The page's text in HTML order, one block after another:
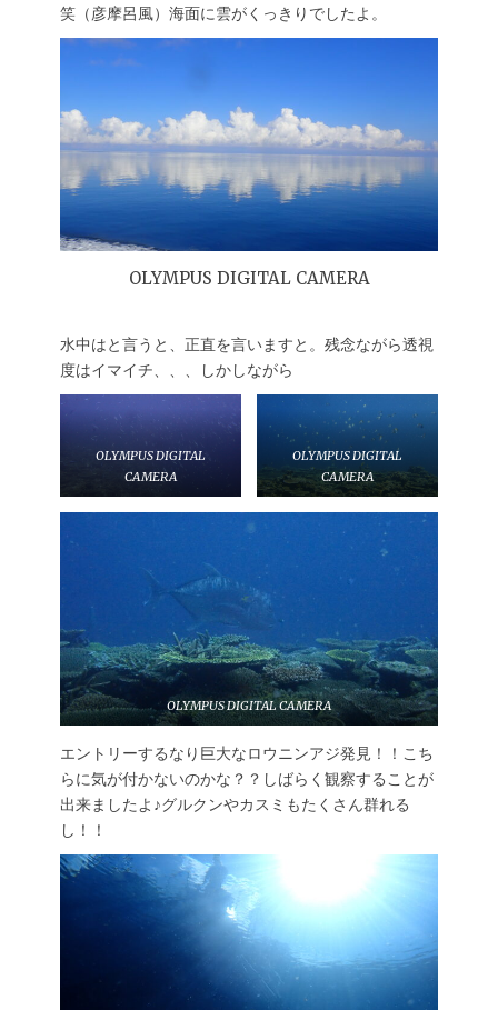
笑（彦摩呂風）海面に雲がくっきりでしたよ。
OLYMPUS DIGITAL CAMERA
水中はと言うと、正直を言いますと。残念ながら透視
度はイマイチ、、、しかしながら
OLYMPUS DIGITAL
CAMERA
OLYMPUS DIGITAL
CAMERA
OLYMPUS DIGITAL CAMERA
エントリーするなり巨大なロウニンアジ発見！！こち
らに気が付かないのかな？？しばらく観察することが
出来ましたよ♪グルクンやカスミもたくさん群れる
し！！